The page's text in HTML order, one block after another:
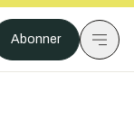
Abonner